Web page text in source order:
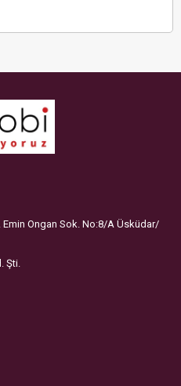
Ongan Sok. No:8/A Üsküdar/
Şti.